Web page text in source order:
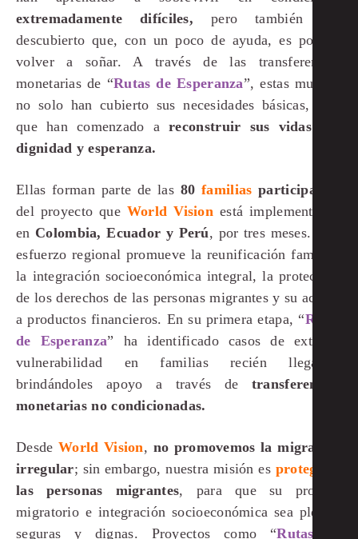
extremadamente difíciles, pero también han
descubierto que, con un poco de ayuda, es posible
volver a soñar. A través de las transferencias
monetarias de “Rutas de Esperanza”, estas mujeres
no solo han cubierto sus necesidades básicas, sino
que han comenzado areconstruir sus vidas
dignidad y esperanza.
Ellas forman parte de las 80familias participantes
del proyecto que World Vision está implementando
en Colombia, Ecuador y Perú, por tres meses. Este
esfuerzo regional promueve la reunificación familiar,
la integración socioeconómica integral, la protección
de los derechos de las personas migrantes y su acceso
a productos financieros. En su primera etapa, “Rutas
de Esperanza” ha identificado casos de extrema
vulnerabilidad en familias recién llegadas,
brindándoles apoyo a través de transferencias
monetarias no condicionadas.
Desde World Vision, no promovemos la migración
irregular; sin embargo, nuestra misión es proteger
las personas migrantes, para que su proceso
migratorio e integración socioeconómica sea plenas,
seguras y dignas. Proyectos como “Rutas de